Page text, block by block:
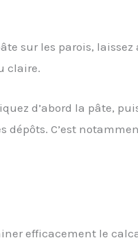
sur les parois, laissez
claire.
d’abord la pâte,
dépôts. C’est
efficacement le